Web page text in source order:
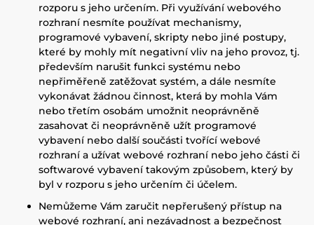
rozporu s jeho určením. Při využívání webového
rozhraní nesmíte používat mechanismy,
programové vybavení, skripty nebo jiné postupy,
které by mohly mít negativní vliv na jeho provoz, tj.
především narušit funkci systému nebo
nepřiměřeně zatěžovat systém, a dále nesmíte
vykonávat žádnou činnost, která by mohla Vám
nebo třetím osobám umožnit neoprávněně
zasahovat či neoprávněně užít programové
vybavení nebo další součásti tvořící webové
rozhraní a užívat webové rozhraní nebo jeho části či
softwarové vybavení takovým způsobem, který by
byl v rozporu s jeho určením či účelem.
Nemůžeme Vám zaručit nepřerušený přístup na
webové rozhraní, ani nezávadnost a bezpečnost